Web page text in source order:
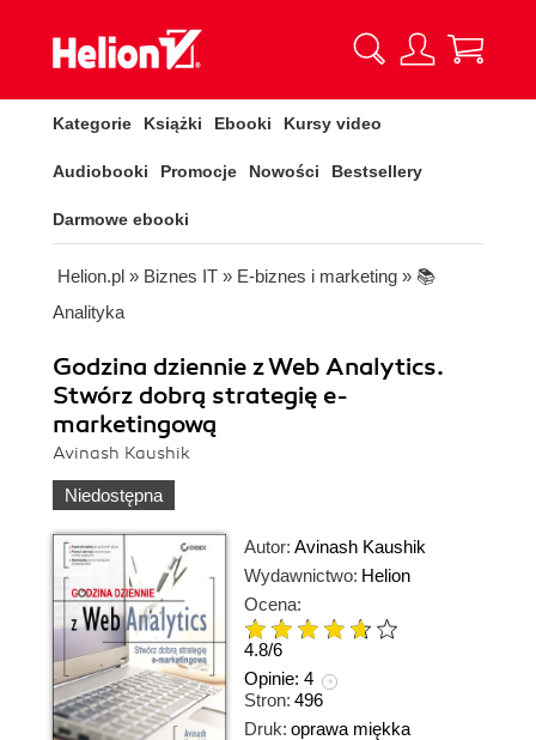
Kategorie Książki Ebooki Kursy video
Audiobooki Promocje Nowości Bestsellery
Darmowe ebooki
Helion.pl » Biznes IT » E-biznes i marketing » 📚
Analityka
Godzina dziennie z Web Analytics.
Stwórz dobrą strategię e-
marketingową
Avinash Kaushik
Niedostępna
Autor: Avinash Kaushik
Wydawnictwo: Helion
Ocena:
4.8/6
Opinie: 4
Stron: 496
Druk: oprawa miękka